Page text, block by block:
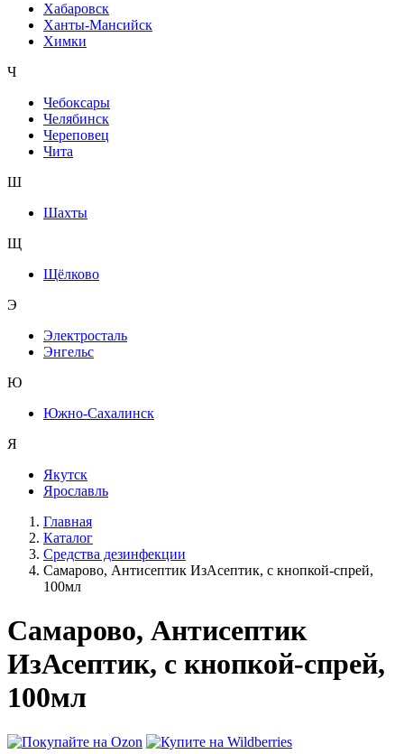
Хабаровск
Ханты-Мансийск
Химки
Ч
Чебоксары
Челябинск
Череповец
Чита
Ш
Шахты
Щ
Щёлково
Э
Электросталь
Энгельс
Ю
Южно-Сахалинск
Я
Якутск
Ярославль
Главная
Каталог
Средства дезинфекции
Самарово, Антисептик ИзАсептик, с кнопкой-спрей,
100мл
Самарово, Антисептик
ИзАсептик, с кнопкой-спрей,
100мл